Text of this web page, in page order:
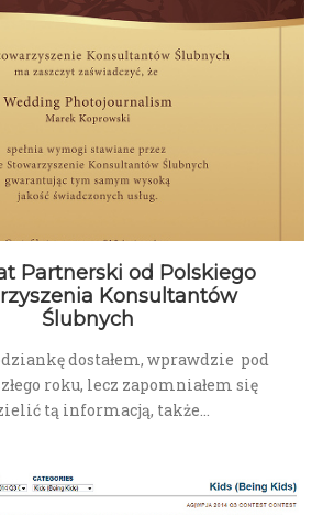
Partnerski od Polskiego
Konsultantów
Ślubnych
dostałem, wprawdzie pod
roku, lecz zapomniałem się
tą informacją, także…